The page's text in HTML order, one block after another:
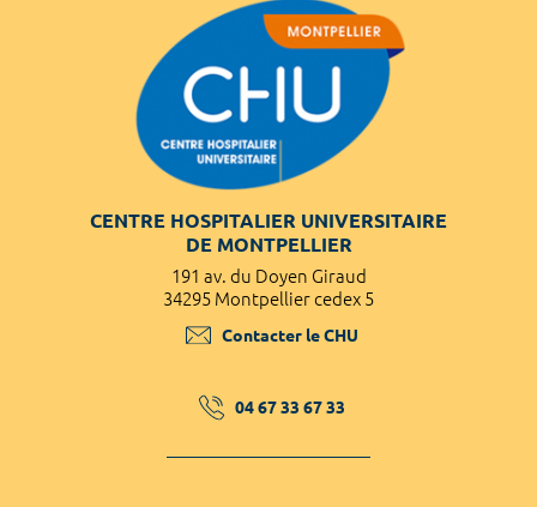
CENTRE HOSPITALIER UNIVERSITAIRE
DE MONTPELLIER
191 av. du Doyen Giraud
34295 Montpellier cedex 5
Contacter le CHU
04 67 33 67 33